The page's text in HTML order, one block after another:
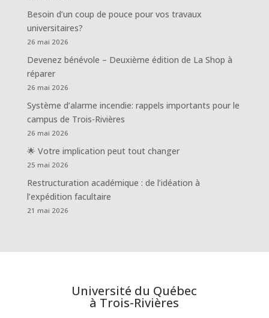
Besoin d’un coup de pouce pour vos travaux
universitaires?
26 mai 2026
Devenez bénévole – Deuxième édition de La Shop à
réparer
26 mai 2026
Système d’alarme incendie: rappels importants pour le
campus de Trois-Rivières
26 mai 2026
🌟 Votre implication peut tout changer
25 mai 2026
Restructuration académique : de l’idéation à
l’expédition facultaire
21 mai 2026
Université du Québec
à Trois-Rivières